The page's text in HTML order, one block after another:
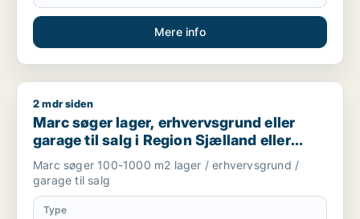
Mere info
Marc søger lager, erhvervsgrund eller garage til salg i
2 mdr siden
Marc søger lager, erhvervsgrund eller
garage til salg i Region Sjælland eller
Nordsjælland
Marc søger 100-1000 m2 lager / erhvervsgrund /
garage til salg
Type